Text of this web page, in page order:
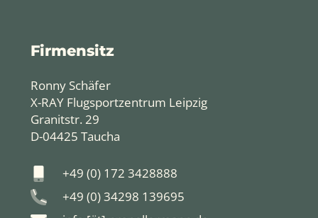
Firmensitz
Ronny Schäfer
X-RAY Flugsportzentrum Leipzig
Granitstr. 29
D-04425 Taucha
+49 (0) 172 3428888
+49 (0) 34298 139695